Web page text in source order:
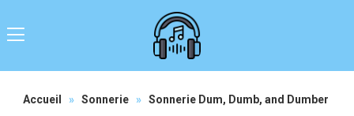
Accueil » Sonnerie » Sonnerie Dum, Dumb, and Dumber